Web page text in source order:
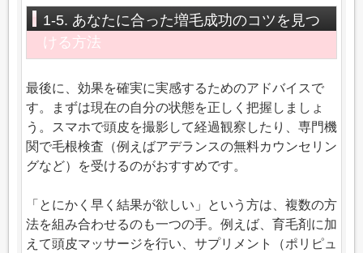
1-5. あなたに合った増毛成功のコツを見つ
ける方法
最後に、効果を確実に実感するためのアドバイスで
す。まずは現在の自分の状態を正しく把握しましょ
う。スマホで頭皮を撮影して経過観察したり、専門機
関で毛根検査（例えばアデランスの無料カウンセリン
グなど）を受けるのがおすすめです。
「とにかく早く結果が欲しい」という方は、複数の方
法を組み合わせるのも一つの手。例えば、育毛剤に加
えて頭皮マッサージを行い、サプリメント（ポリピュ